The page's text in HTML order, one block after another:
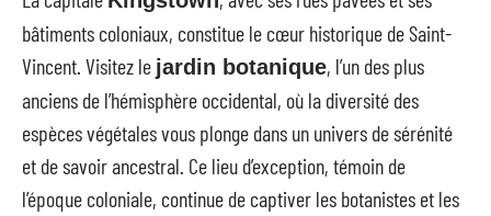
bâtiments coloniaux, constitue le cœur historique de Saint-
Vincent. Visitez le jardin botanique, l’un des plus
anciens de l’hémisphère occidental, où la diversité des
espèces végétales vous plonge dans un univers de sérénité
et de savoir ancestral. Ce lieu d’exception, témoin de
l’époque coloniale, continue de captiver les botanistes et les